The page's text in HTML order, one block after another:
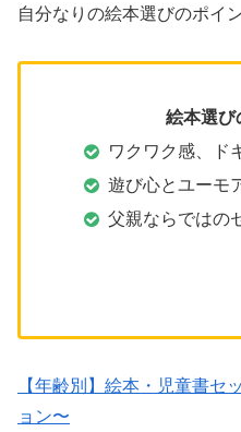
自分なりの絵本選びのポイ
絵本選び
ワクワク感、ド
遊び心とユーモ
父親ならではの
【年齢別】絵本・児童書セ
ョン〜